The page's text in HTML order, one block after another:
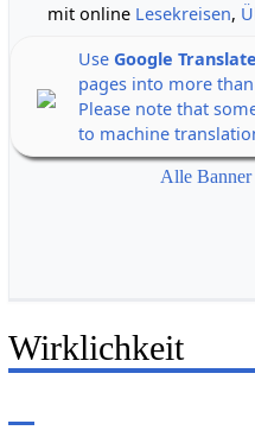
mit online Lesekreisen,
Use Google Translate
pages into more
Please note that
to machine
Alle
Wirklichkeit